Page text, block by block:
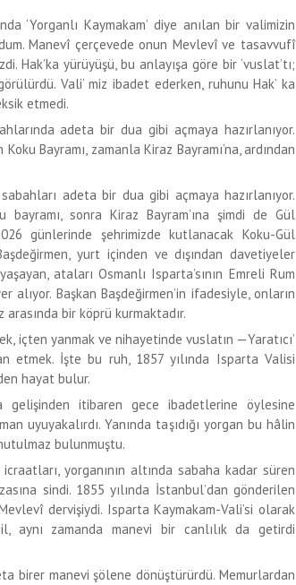
‘Yorganlı Kaymakam’ diye anılan bir valimizin
Manevî çerçevede onun Mevlevî ve tasavvufî
Hak’ka yürüyüşü, bu anlayışa göre bir ‘vuslat’tı;
Vali’ miz ibadet ederken, ruhunu Hak’ ka
etmedi.
adeta bir dua gibi açmaya hazırlanıyor.
Bayramı, zamanla Kiraz Bayramı’na, ardından
adeta bir dua gibi açmaya hazırlanıyor.
sonra Kiraz Bayram’ına şimdi de Gül
günlerinde şehrimizde kutlanacak Koku-Gül
yurt içinden ve dışından davetiyeler
ataları Osmanlı Isparta’sının Emreli Rum
Başkan Başdeğirmen’in ifadesiyle, onların
arasında bir köprü kurmaktadır.
içten yanmak ve nihayetinde vuslatın —Yaratıcı’
etmek. İşte bu ruh, 1857 yılında Isparta Valisi
hayat bulur.
gelişinden itibaren gece ibadetlerine öylesine
uyuyakalırdı. Yanında taşıdığı yorgan bu hâlin
bulunmuştu.
yorganının altında sabaha kadar süren
sindi. 1855 yılında İstanbul’dan gönderilen
dervişiydi. Isparta Kaymakam-Vali’si olarak
aynı zamanda manevi bir canlılık da getirdi
birer manevi şölene dönüştürürdü. Memurlardan